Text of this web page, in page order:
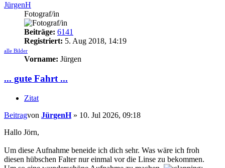
JürgenH
Fotograf/in
Beiträge: 6141
Registriert: 5. Aug 2018, 14:19
alle Bilder
Vorname: Jürgen
... gute Fahrt ...
Zitat
Beitragvon JürgenH» 10. Jul 2026, 09:18
Hallo Jörn,
Um diese Aufnahme beneide ich dich sehr. Was wäre ich froh
diesen hübschen Falter nur einmal vor die Linse zu bekommen.